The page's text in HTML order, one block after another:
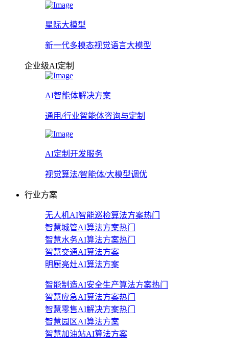
星际大模型
新一代多模态视觉语言大模型
企业级AI定制
AI智能体解决方案
通用/行业智能体咨询与定制
AI定制开发服务
视觉算法/智能体/大模型调优
行业方案
无人机AI智能巡检算法方案热门
智慧城管AI算法方案热门
智慧水务AI算法方案热门
智慧交通AI算法方案
明厨亮灶AI算法方案
智能制造AI安全生产算法方案热门
智慧应急AI算法方案热门
智慧零售AI解决方案热门
智慧园区AI算法方案
智慧加油站AI算法方案